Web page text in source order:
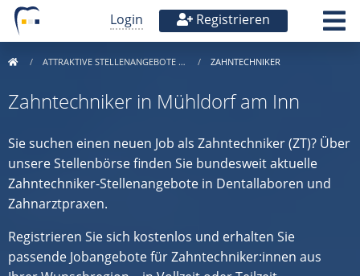
Login Registrieren
ATTRAKTIVE STELLENANGEBOTE … ZAHNTECHNIKER
Zahntechniker in Mühldorf am Inn
Sie suchen einen neuen Job als Zahntechniker (ZT)? Über
unsere Stellenbörse finden Sie bundesweit aktuelle
Zahntechniker-Stellenangebote in Dentallaboren und
Zahnarztpraxen.
Registrieren Sie sich kostenlos und erhalten Sie
passende Jobangebote für Zahntechniker:innen aus